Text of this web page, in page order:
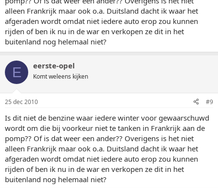
alleen Frankrijk maar ook o.a. Duitsland dacht ik waar het
afgeraden wordt omdat niet iedere auto erop zou kunnen
rijden of ben ik nu in de war en verkopen ze dit in het
buitenland nog helemaal niet?
E eerste-opel
Komt weleens kijken
25 dec 2010 #9
Is dit niet de benzine waar iedere winter voor gewaarschuwd
wordt om die bij voorkeur niet te tanken in Frankrijk aan de
pomp?? Of is dat weer een ander?? Overigens is het niet
alleen Frankrijk maar ook o.a. Duitsland dacht ik waar het
afgeraden wordt omdat niet iedere auto erop zou kunnen
rijden of ben ik nu in de war en verkopen ze dit in het
buitenland nog helemaal niet?